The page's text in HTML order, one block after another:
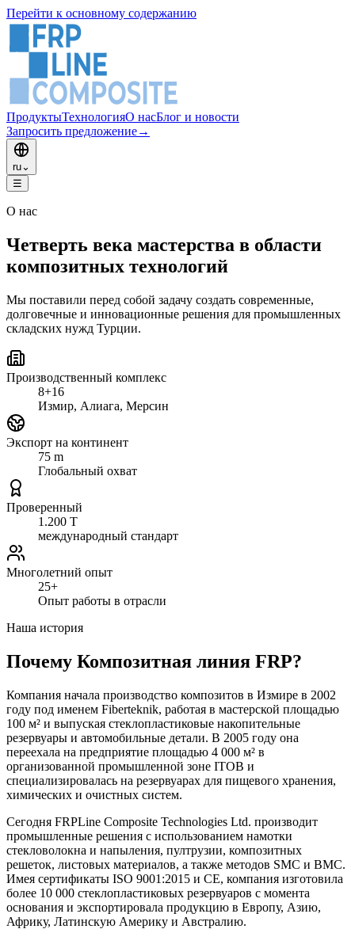
Перейти к основному содержанию
ПродуктыТехнологияО насБлог и новости
Запросить предложение→
ru⌄
☰
О нас
Четверть века мастерства в области
композитных технологий
Мы поставили перед собой задачу создать современные,
долговечные и инновационные решения для промышленных
складских нужд Турции.
Производственный комплекс
8+16
Измир, Алиага, Мерсин
Экспорт на континент
75 m
Глобальный охват
Проверенный
1.200 T
международный стандарт
Многолетний опыт
25+
Опыт работы в отрасли
Наша история
Почему Композитная линия FRP?
Компания начала производство композитов в Измире в 2002
году под именем Fiberteknik, работая в мастерской площадью
100 м² и выпуская стеклопластиковые накопительные
резервуары и автомобильные детали. В 2005 году она
переехала на предприятие площадью 4 000 м² в
организованной промышленной зоне ITOB и
специализировалась на резервуарах для пищевого хранения,
химических и очистных систем.
Сегодня FRPLine Composite Technologies Ltd. производит
промышленные решения с использованием намотки
стекловолокна и напыления, пултрузии, композитных
решеток, листовых материалов, а также методов SMC и BMC.
Имея сертификаты ISO 9001:2015 и CE, компания изготовила
более 10 000 стеклопластиковых резервуаров с момента
основания и экспортировала продукцию в Европу, Азию,
Африку, Латинскую Америку и Австралию.